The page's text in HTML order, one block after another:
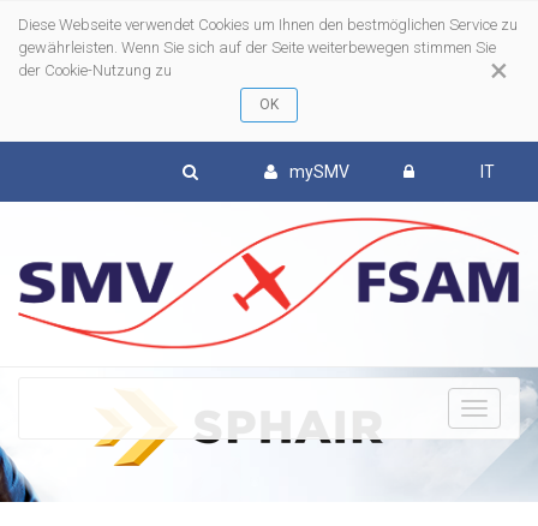
×
Diese Webseite verwendet Cookies um Ihnen den bestmöglichen Service zu
gewährleisten. Wenn Sie sich auf der Seite weiterbewegen stimmen Sie
der Cookie-Nutzung zu
mySMV IT